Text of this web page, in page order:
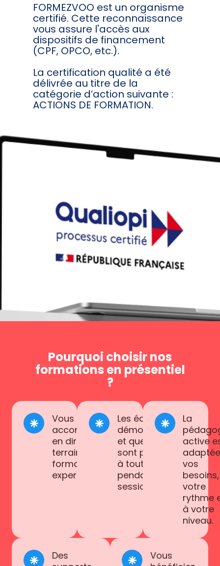
FORMEZVOO est un organisme
certifié. Cette reconnaissance
vous assure l'accès aux
dispositifs de financement
(CPF, OPCO, etc.).
La certification qualité a été
délivrée au titre de la
catégorie d’action suivante :
ACTIONS DE FORMATION.
Pourquoi choisir nos
formations en présentiel
?
Vous êtes
accompagné(e)
en direct, sur le
terrain, par un
formateur
expert.
Les échanges,
démonstrations
et questions
sont possibles
à tout moment
pendant la
session.
La
active
vos
votre
rythme
à votre
niveau.
Des
Vous